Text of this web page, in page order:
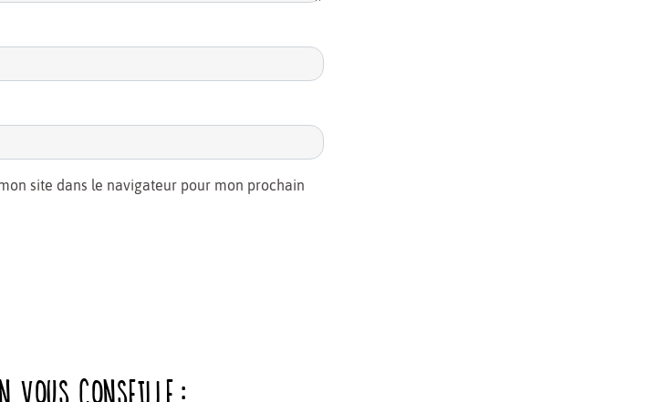
site dans le navigateur pour mon prochain